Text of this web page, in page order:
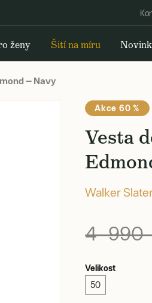
ženy Šití na míru
— Navy
Akce 60 %
Vesta
Walker
4 990
Velikost
50